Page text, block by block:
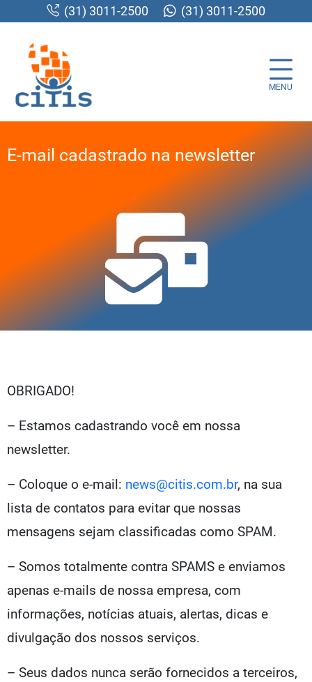
MENU
(31) 3011-2500 (31) 3011-2500
E-mail cadastrado na newsletter
OBRIGADO!
– Estamos cadastrando você em nossa
newsletter.
– Coloque o e-mail: news@citis.com.br, na sua
lista de contatos para evitar que nossas
mensagens sejam classificadas como SPAM.
– Somos totalmente contra SPAMS e enviamos
apenas e-mails de nossa empresa, com
informações, notícias atuais, alertas, dicas e
divulgação dos nossos serviços.
– Seus dados nunca serão fornecidos a terceiros,